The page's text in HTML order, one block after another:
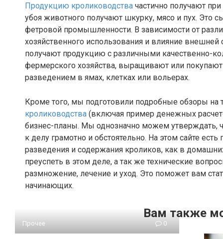
Продукцию кролиководства частично получают
убоя животного получают шкурку, мясо и пух. Это
фетровой промышленности. В зависимости от
хозяйственного использования и влияние
получают продукцию с различными качественно-
фермерского хозяйства, выращивают или
разведением в ямах, клетках или вольерах.
Кроме того, мы подготовили подробные обзоры на
кролиководства (включая пример денежных
бизнес-планы. Мы однозначно можем утверждать,
к делу грамотно и обстоятельно. На этом сайте
разведения и содержания кроликов, как в
преуспеть в этом деле, а так же технические
размножение, лечение и уход. Это поможет вам
начинающих.
Вам также
Прочее 0